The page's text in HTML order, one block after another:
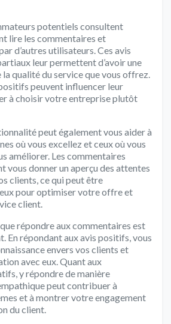
potentiels consultent
lire les commentaires et
d’autres utilisateurs. Ces avis
leur permettent d’avoir une
la qualité du service que vous offrez.
peuvent influencer leur
à choisir votre entreprise plutôt
peut également vous aider à
où vous excellez et ceux où vous
améliorer. Les commentaires
vous donner un aperçu des attentes
clients, ce qui peut être
pour optimiser votre offre et
client.
que répondre aux commentaires est
En répondant aux avis positifs, vous
envers vos clients et
avec eux. Quant aux
y répondre de manière
peut contribuer à
et à montrer votre engagement
du client.